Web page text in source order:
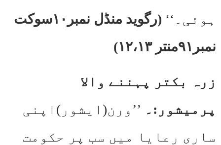
ہوئی۔‘‘
(رگوید منڈل نمبر۱۰سوکت
نمبر۹۱منتر ۱۲،۱۳)
زرہ بکتر پہننے والا
پرمیشور:۔ ’’ورن(ایشور)اپنی
ساری رعایا میں سب پر حکومت